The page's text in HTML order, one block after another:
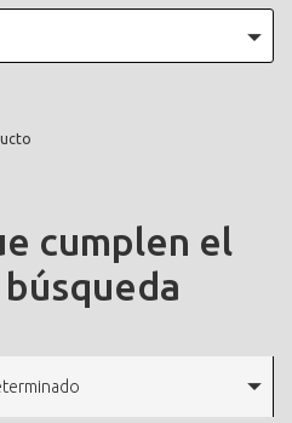
cumplen el